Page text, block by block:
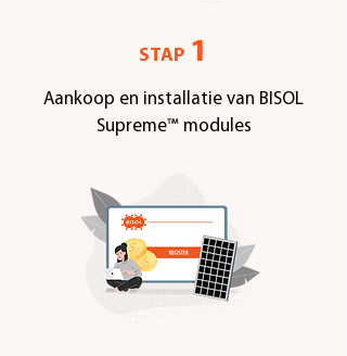
STAP 1
Aankoop en installatie van BISOL
Supreme™ modules